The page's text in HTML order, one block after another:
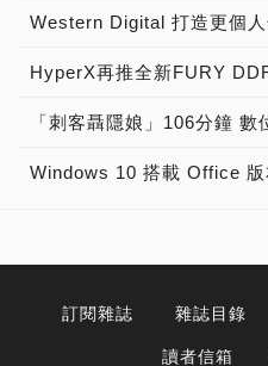
訂閱雜誌 雜誌目錄
讀者信箱